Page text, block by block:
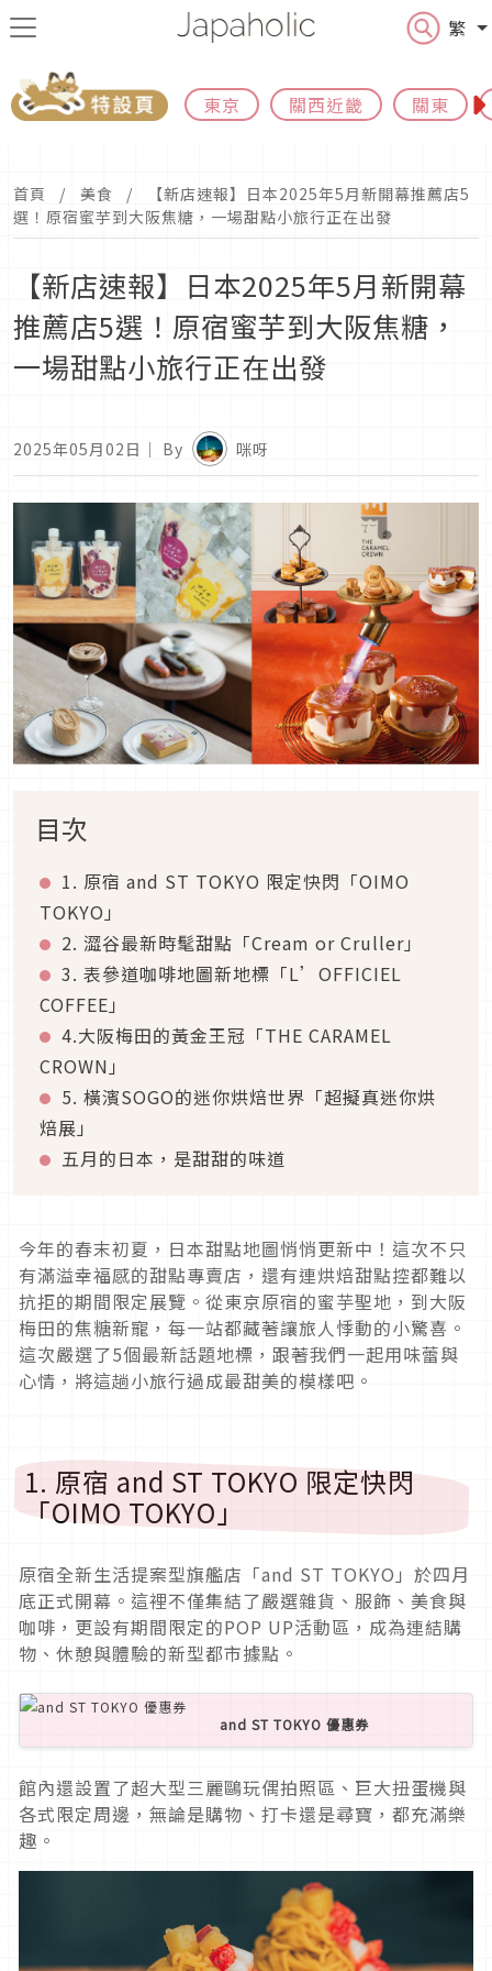
繁
東京 關西近畿 關東
首頁 美食
【新店速報】日本2025年5月新開幕推薦店5
選！原宿蜜芋到大阪焦糖，一場甜點小旅行正在出發
【新店速報】日本2025年5月新開幕
推薦店5選！原宿蜜芋到大阪焦糖，
一場甜點小旅行正在出發
2025年05月02日 ｜ By 咪呀
目次
1. 原宿 and ST TOKYO 限定快閃「OIMO
TOKYO」
2. 澀谷最新時髦甜點「Cream or Cruller」
3. 表參道咖啡地圖新地標「L’OFFICIEL
COFFEE」
4.大阪梅田的黃金王冠「THE CARAMEL
CROWN」
5. 橫濱SOGO的迷你烘焙世界「超擬真迷你烘
焙展」
五月的日本，是甜甜的味道
今年的春末初夏，日本甜點地圖悄悄更新中！這次不只
有滿溢幸福感的甜點專賣店，還有連烘焙甜點控都難以
抗拒的期間限定展覽。從東京原宿的蜜芋聖地，到大阪
梅田的焦糖新寵，每一站都藏著讓旅人悸動的小驚喜。
這次嚴選了5個最新話題地標，跟著我們一起用味蕾與
心情，將這趟小旅行過成最甜美的模樣吧。
1. 原宿 and ST TOKYO 限定快閃
「OIMO TOKYO」
原宿全新生活提案型旗艦店「and ST TOKYO」於四月
底正式開幕。這裡不僅集結了嚴選雜貨、服飾、美食與
咖啡，更設有期間限定的POP UP活動區，成為連結購
物、休憩與體驗的新型都市據點。
and ST TOKYO 優惠券
館內還設置了超大型三麗鷗玩偶拍照區、巨大扭蛋機與
各式限定周邊，無論是購物、打卡還是尋寶，都充滿樂
趣。